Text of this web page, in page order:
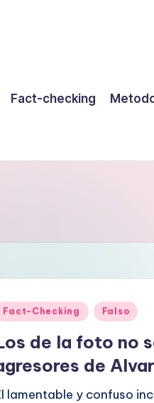
Fact-checking
Fact-Checking Falso
de la foto no
de
lamentable y confuso